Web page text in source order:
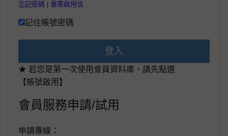
忘記密碼 重寄啟用信
記住帳號密碼
登入
★ 若您是第一次使用會員資料庫，請先點選
【帳號啟用】
會員服務申請/試用
申請專線：